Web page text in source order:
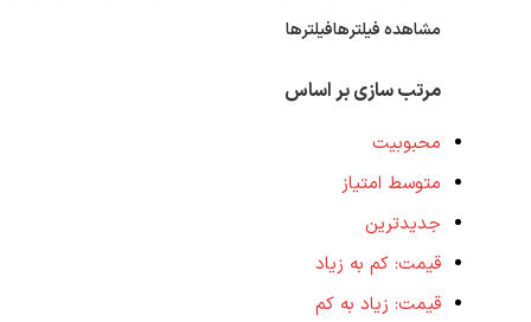
مشاهده فیلترهافیلترها
مرتب سازی بر اساس
محبوبیت
متوسط امتیاز
جدیدترین
قیمت: کم به زیاد
قیمت: زیاد به کم